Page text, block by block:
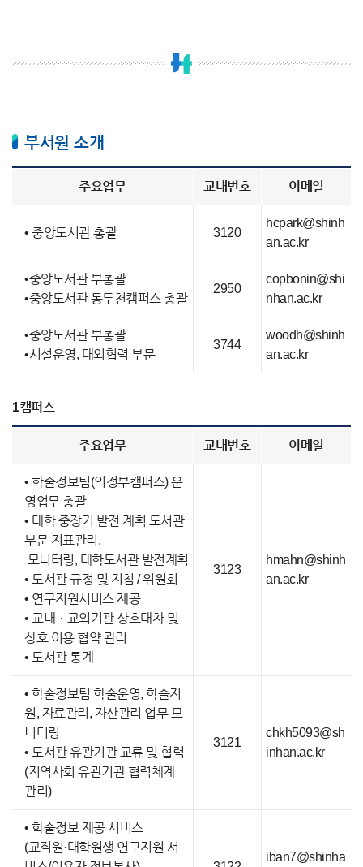
부서원 소개
주요업무 교내번호 이메일
• 중앙도서관 총괄 3120
hcpark@shinh
an.ac.kr
•중앙도서관 부총괄
•중앙도서관 동두천캠퍼스 총괄
2950
copbonin@shi
nhan.ac.kr
•중앙도서관 부총괄
•시설운영, 대외협력 부문
3744
woodh@shinh
an.ac.kr
1캠퍼스
주요업무 교내번호 이메일
• 학술정보팀(의정부캠퍼스) 운
영업무 총괄
• 대학 중장기 발전 계획 도서관
부문 지표관리,
모니터링, 대학도서관 발전계획
• 도서관 규정 및 지침 / 위원회
• 연구지원서비스 제공
• 교내ㆍ교외기관 상호대차 및
상호 이용 협약 관리
• 도서관 통계
3123
hmahn@shinh
an.ac.kr
• 학술정보팀 학술운영, 학술지
원, 자료관리, 자산관리 업무 모
니터링
• 도서관 유관기관 교류 및 협력
(지역사회 유관기관 협력체계
관리)
3121
chkh5093@sh
inhan.ac.kr
• 학술정보 제공 서비스
(교직원·대학원생 연구지원 서
iban7@shinha